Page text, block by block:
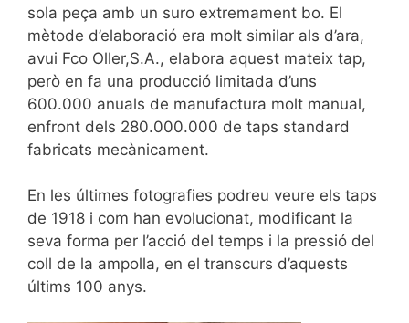
sola peça amb un suro extremament bo. El
mètode d’elaboració era molt similar als d’ara,
avui Fco Oller,S.A., elabora aquest mateix tap,
però en fa una producció limitada d’uns
600.000 anuals de manufactura molt manual,
enfront dels 280.000.000 de taps standard
fabricats mecànicament.
En les últimes fotografies podreu veure els taps
de 1918 i com han evolucionat, modificant la
seva forma per l’acció del temps i la pressió del
coll de la ampolla, en el transcurs d’aquests
últims 100 anys.